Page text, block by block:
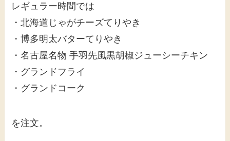
レギュラー時間では
・北海道じゃがチーズてりやき
・博多明太バターてりやき
・名古屋名物 手羽先風黒胡椒ジューシーチキン
・グランドフライ
・グランドコーク
を注文。